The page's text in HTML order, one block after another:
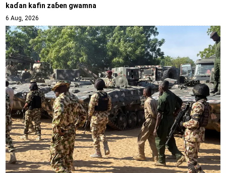
kaɗan kafin zaɓen gwamna
6 Aug, 2026